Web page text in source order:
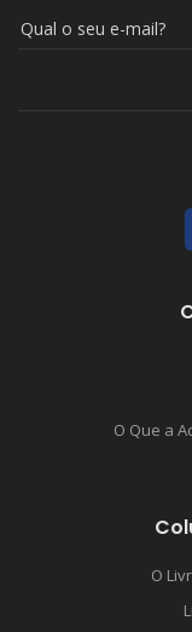
O Que a
O